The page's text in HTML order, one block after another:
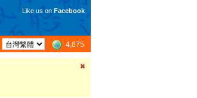
Like us on Facebook
4,675